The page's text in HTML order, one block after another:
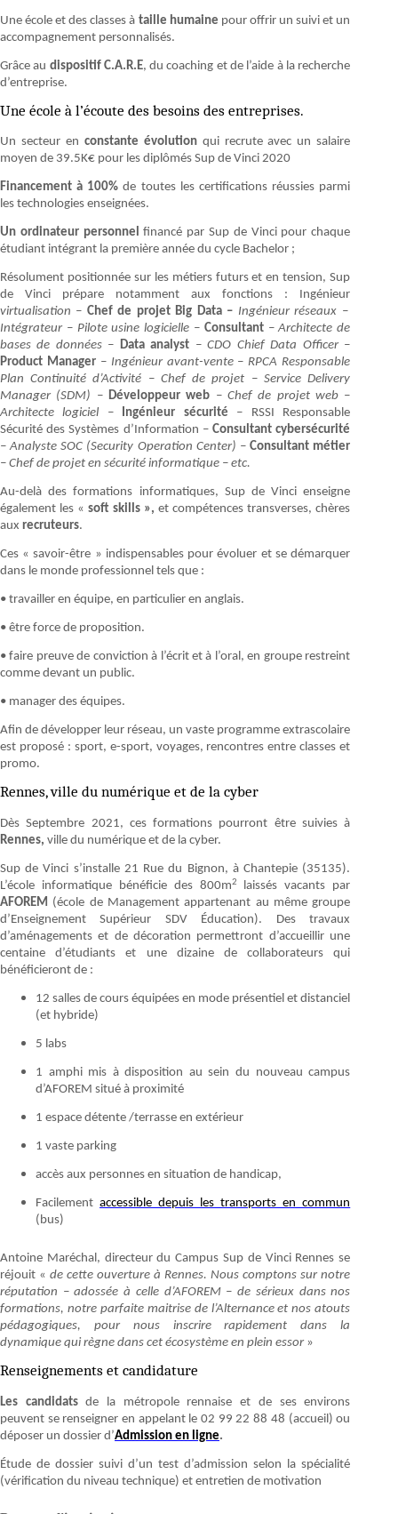
Une école et des classes à taille humaine pour offrir un suivi et un
accompagnement personnalisés.
Grâce au dispositif C.A.R.E, du coaching et de l’aide à la recherche
d’entreprise.
Une école à l’écoute des besoins des entreprises.
Un secteur en constante évolution qui recrute avec un salaire
moyen de 39.5K€ pour les diplômés Sup de Vinci 2020
Financement à 100%de toutes les certifications réussies parmi
les technologies enseignées.
Un ordinateur personnelfinancé par Sup de Vinci pour chaque
étudiant intégrant la première année du cycle Bachelor ;
Résolument positionnée sur les métiers futurs et en tension, Sup
de Vinci prépare notamment aux fonctions : Ingénieur
virtualisation – Chef de projet Big Data – Ingénieur réseaux –
Intégrateur – Pilote usine logicielle – Consultant – Architecte de
bases de données – Data analyst – CDO Chief Data Officer –
Product Manager – Ingénieur avant-vente – RPCA Responsable
Plan Continuité d’Activité – Chef de projet – Service Delivery
Manager (SDM) – Développeur web – Chef de projet web –
Architecte logiciel – Ingénieur sécurité – RSSI Responsable
Sécurité des Systèmes d’Information –Consultant cybersécurité
– Analyste SOC (Security Operation Center) –Consultant métier
– Chef de projet en sécurité informatique – etc.
Au-delà des formations informatiques, Sup de Vinci enseigne
également les «soft skills », et compétences transverses, chères
aux recruteurs.
Ces « savoir-être » indispensables pour évoluer et se démarquer
dans le monde professionnel tels que :
• travailler en équipe, en particulier en anglais.
• être force de proposition.
• faire preuve de conviction à l’écrit et à l’oral, en groupe restreint
comme devant un public.
• manager des équipes.
Afin de développer leur réseau, un vaste programme extrascolaire
est proposé : sport, e-sport, voyages, rencontres entre classes et
promo.
Rennes, ville du numérique et de la cyber
Dès Septembre 2021, ces formations pourront être suivies à
Rennes, ville du numérique et de la cyber.
Sup de Vinci s’installe 21 Rue du Bignon, à Chantepie (35135).
L’école informatique bénéficie des 800m2
laissés vacants par
AFOREM (école de Management appartenant au même groupe
d’Enseignement Supérieur SDV Éducation). Des travaux
d’aménagements et de décoration permettront d’accueillir une
centaine d’étudiants et une dizaine de collaborateurs qui
bénéficieront de :
12 salles de cours équipées en mode présentiel et distanciel
(et hybride)
5 labs
1 amphi mis à disposition au sein du nouveau campus
d’AFOREM situé à proximité
1 espace détente /terrasse en extérieur
1 vaste parking
accès aux personnes en situation de handicap,
Facilementaccessible depuis les transports en commun
(bus)
Antoine Maréchal, directeur du Campus Sup de Vinci Rennes se
réjouit «de cette ouverture à Rennes. Nous comptons sur notre
réputation – adossée à celle d’AFOREM – de sérieux dans nos
formations, notre parfaite maitrise de l’Alternance et nos atouts
pédagogiques, pour nous inscrire rapidement dans la
dynamique qui règne dans cet écosystème en plein essor»
Renseignements et candidature
Les candidatsde la métropole rennaise et de ses environs
peuvent se renseigner en appelant le 02 99 22 88 48 (accueil) ou
déposer un dossier d’Admission en ligne.
Étude de dossier suivi d’un test d’admission selon la spécialité
(vérification du niveau technique) et entretien de motivation